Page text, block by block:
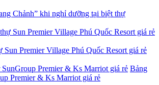
Chảnh” khi nghỉ dưỡng tại biệt thự
Sun Premier Village Phú Quốc Resort giá rẻ
Bảng
Premier & Ks Marriot giá rẻ